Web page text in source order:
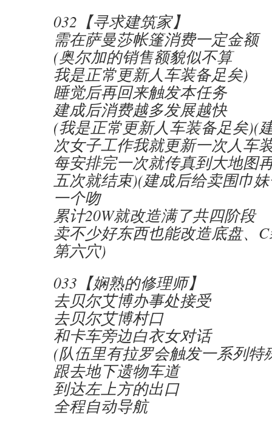
032【寻求建筑家】
需在萨曼莎帐篷消费一定金额
(奥尔加的销售额貌似不算
我是正常更新人车装备足矣)
睡觉后再回来触发本任务
建成后消费越多发展越快
(我是正常更新人车装备足矣)(
次女子工作我就更新一次人车
每安排完一次就传真到大地图
五次就结束)(建成后给卖围巾
一个吻
累计20W就改造满了共四阶段
卖不少好东西也能改造底盘、
第六穴)
033【娴熟的修理师】
去贝尔艾博办事处接受
去贝尔艾博村口
和卡车旁边白衣女对话
(队伍里有拉罗会触发一系列特
跟去地下遗物车道
到达左上方的出口
全程自动导航